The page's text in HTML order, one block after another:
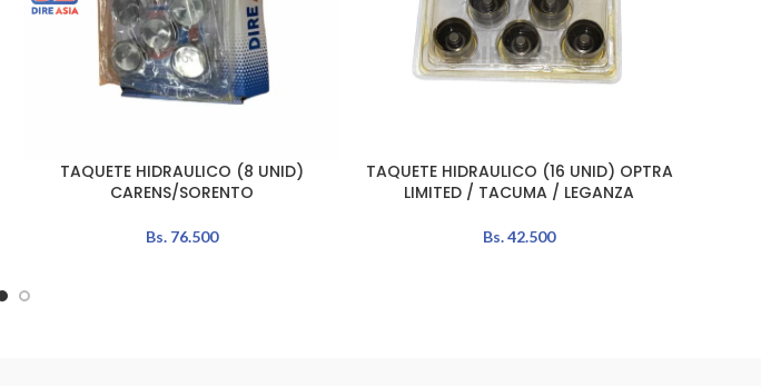
LEER MÁSTAQUETE HIDRAULICO (8 UNID)
CARENS/SORENTO
Bs. 76.500
LEER MÁS
TAQUETE HIDRAULICO (16 UNID) OPTRA
LIMITED / TACUMA / LEGANZA
Bs.42.500